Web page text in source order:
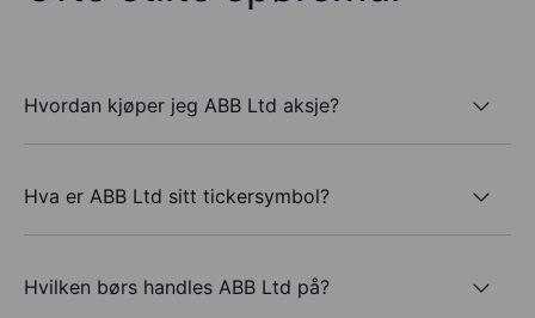
Hvordan kjøper jeg ABB Ltd aksje?
Hva er ABB Ltd sitt tickersymbol?
Hvilken børs handles ABB Ltd på?